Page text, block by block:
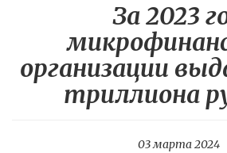
За 2023
организации
триллиона
03 марта 2024